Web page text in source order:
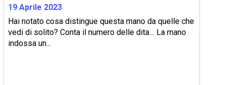
19 Aprile 2023
Hai notato cosa distingue questa mano da quelle che
vedi di solito? Conta il numero delle dita… La mano
indossa un...